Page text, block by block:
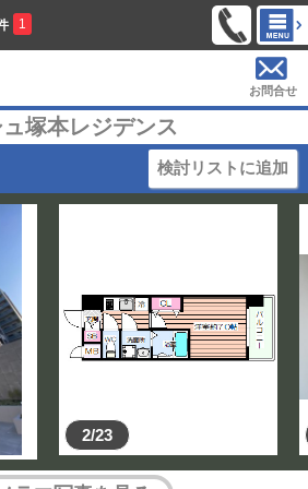
1
お問合せ
塚本レジデンス
検討リストに追加
2/23